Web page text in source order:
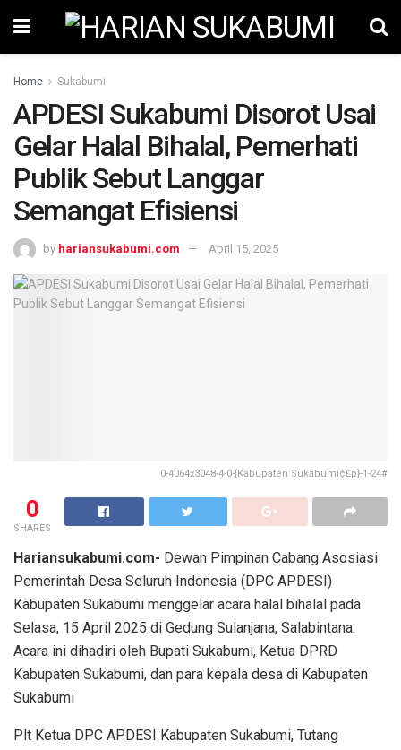
Home Sukabumi
APDESI Sukabumi Disorot Usai
Gelar Halal Bihalal, Pemerhati
Publik Sebut Langgar
Semangat Efisiensi
by hariansukabumi.com April 15, 2025
0-4064x3048-4-0-{Kabupaten Sukabumi¢£p}-1-24#
0
SHARES
Hariansukabumi.com- Dewan Pimpinan Cabang Asosiasi
Pemerintah Desa Seluruh Indonesia (DPC APDESI)
Kabupaten Sukabumi menggelar acara halal bihalal pada
Selasa, 15 April 2025 di Gedung Sulanjana, Salabintana.
Acara ini dihadiri oleh Bupati Sukabumi, Ketua DPRD
Kabupaten Sukabumi, dan para kepala desa di Kabupaten
Sukabumi
Plt Ketua DPC APDESI Kabupaten Sukabumi, Tutang